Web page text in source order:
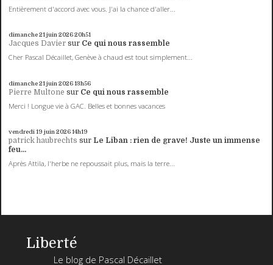
Entièrement d'accord avec vous. J'ai la chance d'aller...
dimanche 21 juin 202620h51
Jacques Davier sur Ce qui nous rassemble
Cher Pascal Décaillet, Genève à chaud est tout simplement...
dimanche 21 juin 202613h56
Pierre Multone sur Ce qui nous rassemble
Merci ! Longue vie à GAC. Belles et bonnes vacances
vendredi 19 juin 202614h19
patrick haubrechts sur Le Liban : rien de grave! Juste un immense
feu...
Après Attila, l'herbe ne repoussait plus, mais la terre...
Liberté
Le blog de Pascal Décaillet